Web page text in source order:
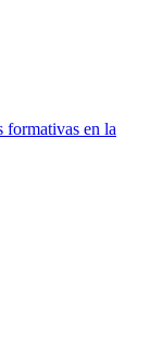
formativas en la